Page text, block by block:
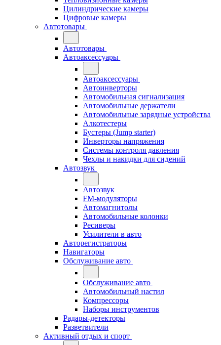
Цилиндрические камеры
Цифровые камеры
Автотовары
Автотовары
Автоаксессуары
Автоаксессуары
Автоинверторы
Автомобильная сигнализация
Автомобильные держатели
Автомобильные зарядные устройства
Алкотестеры
Бустеры (Jump starter)
Инверторы напряжения
Системы контроля давления
Чехлы и накидки для сидений
Автозвук
Автозвук
FM-модуляторы
Автомагнитолы
Автомобильные колонки
Ресиверы
Усилители в авто
Авторегистраторы
Навигаторы
Обслуживание авто
Обслуживание авто
Автомобильный настил
Компрессоры
Наборы инструментов
Радары-детекторы
Разветвители
Активный отдых и спорт